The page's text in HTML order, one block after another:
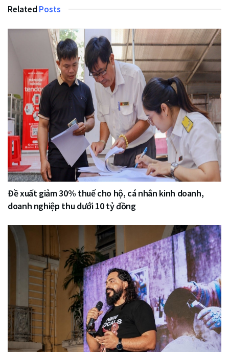
Related Posts
Đề xuất giảm 30% thuế cho hộ, cá nhân kinh doanh,
doanh nghiệp thu dưới 10 tỷ đồng